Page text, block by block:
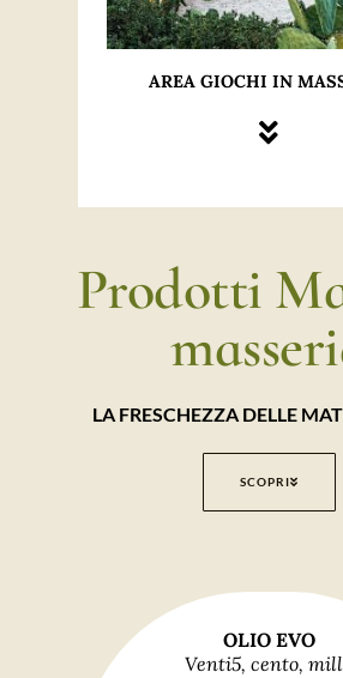
AREA GIOCHI IN
Prodotti
LA FRESCHEZZA DELLE
SCOPRI
OLIO EVO
Venti5, cento,